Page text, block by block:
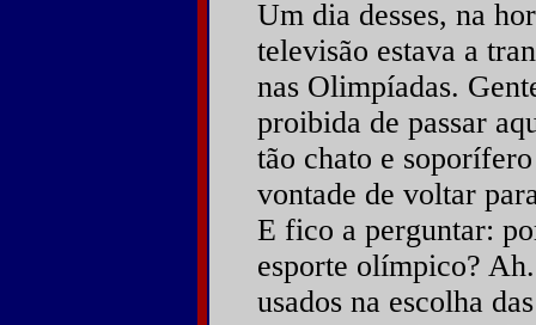
Um dia desses, na
televisão estava a
nas Olimpíadas.
proibida de passar
tão chato e
vontade de voltar
E fico a perguntar:
esporte olímpico?
usados na escolha